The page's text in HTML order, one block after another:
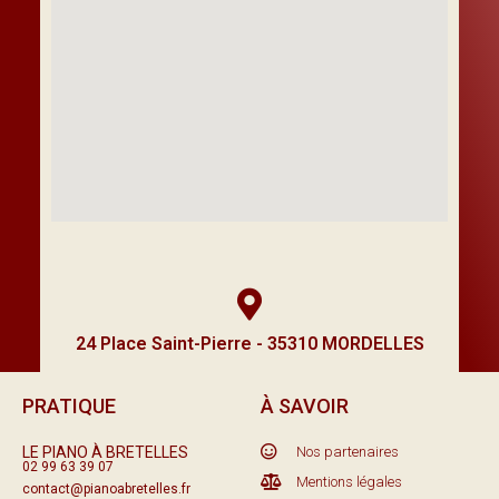
24 Place Saint-Pierre - 35310 MORDELLES
PRATIQUE
LE PIANO À BRETELLES
02 99 63 39 07
contact@pianoabretelles.fr
À SAVOIR
Nos partenaires
Mentions légales